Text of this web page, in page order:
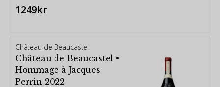
1249kr
Château de Beaucastel
Château de Beaucastel •
Hommage à Jacques
Perrin 2022